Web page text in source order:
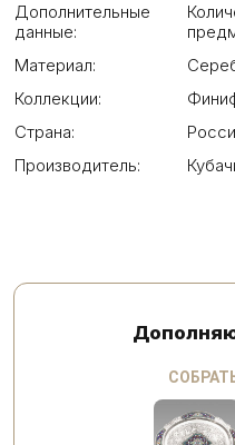
Дополнительные
данные:
Материал:
Коллекции:
Страна:
Производитель: